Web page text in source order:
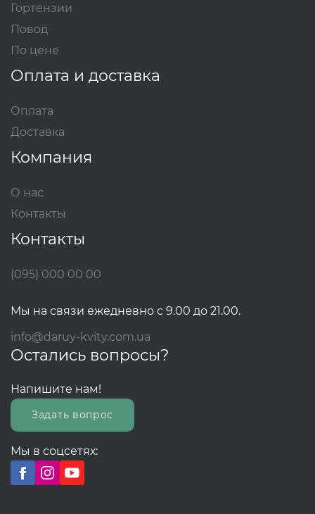
Гортензии
Повод
По цене
Оплата и доставка
Оплата
Доставка
Компания
О нас
Контакты
Контакты
(095) 000 00 00
Мы на связи ежедневно с 9.00 до 21.00.
info@daruy-kvity.com.ua
Остались вопросы?
Напишите нам!
Задать вопрос
Мы в соцсетях: